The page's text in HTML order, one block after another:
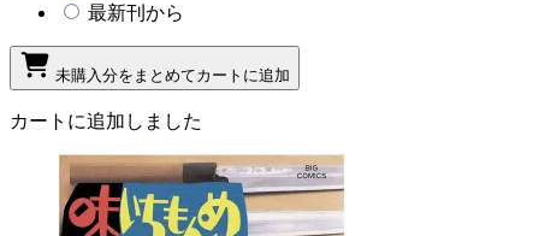
最新刊から
未購入分をまとめてカートに追加
カートに追加しました